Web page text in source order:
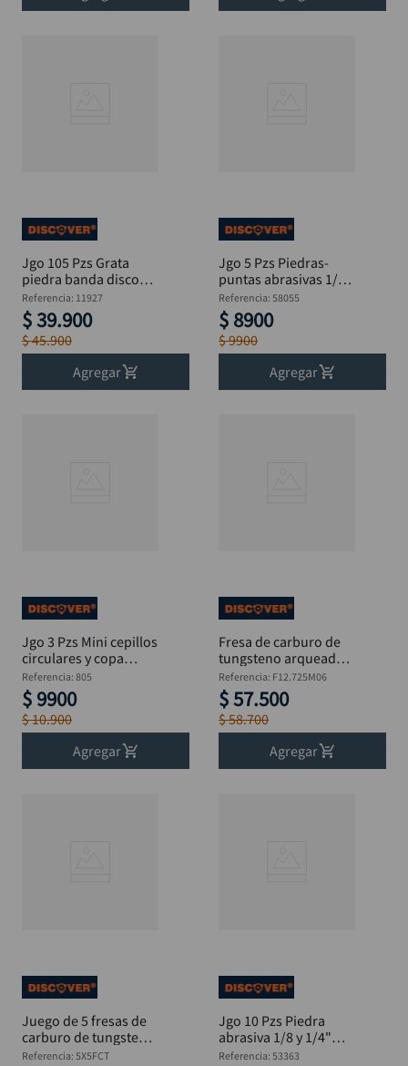
Jgo 105 Pzs Grata
piedra banda disco
felpa Mototool
Referencia: 11927
$39.900
$45.900
Agregar
Jgo 5 Pzs Piedras-
puntas abrasivas 1/4"
Mototool
Referencia: 58055
$ 8900
$9900
Agregar
Jgo 3 Pzs Mini cepillos
circulares y copa
Mototool
Referencia: 805
$ 9900
$10.900
Agregar
Fresa de carburo de
tungsteno arqueada
redonda 12.7x25mm
eje 1/4" DISCOVER
Referencia: F12.725M06
$57.500
$58.700
Agregar
Juego de 5 fresas de
carburo de tungsteno
eje 1/4"" DISCOVER
Referencia: 5X5FCT
Jgo 10 Pzs Piedra
abrasiva 1/8 y 1/4"
Mototool"
Referencia: 53363